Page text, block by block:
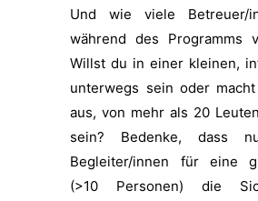
Und wie viele Betreuer/
während des Programms
Willst du in einer kleinen,
unterwegs sein oder
aus, von mehr als 20
sein? Bedenke, dass
Begleiter/innen für eine
(>10 Personen) die